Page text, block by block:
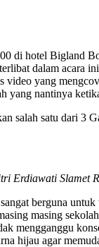
di hotel Bigland
dalam acara
video yang
yang nantinya
salah satu dari 3
Erdiawati Slamet
berguna
masing
mengganggu
hijau agar